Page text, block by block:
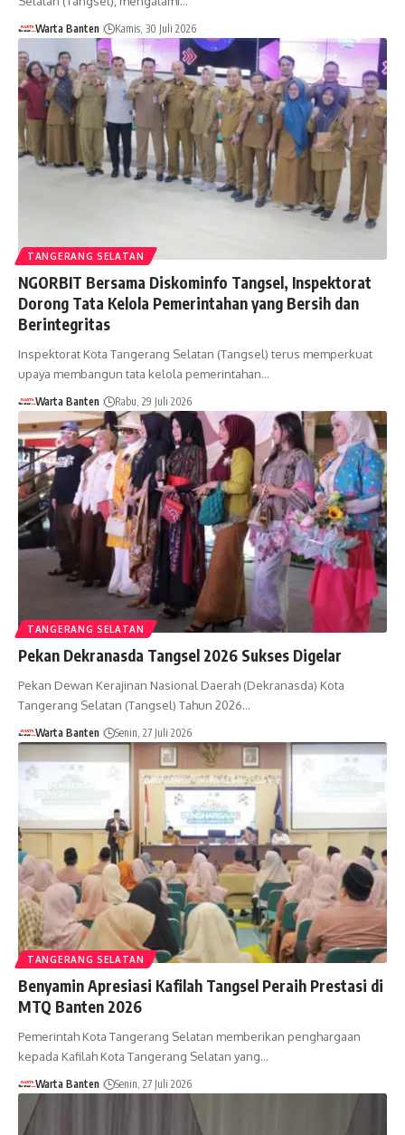
Warta Banten Kamis, 30 Juli 2026
TANGERANG SELATAN
NGORBIT Bersama Diskominfo Tangsel, Inspektorat
Dorong Tata Kelola Pemerintahan yang Bersih dan
Berintegritas
Inspektorat Kota Tangerang Selatan (Tangsel) terus memperkuat
upaya membangun tata kelola pemerintahan…
Warta Banten Rabu, 29 Juli 2026
TANGERANG SELATAN
Pekan Dekranasda Tangsel 2026 Sukses Digelar
Pekan Dewan Kerajinan Nasional Daerah (Dekranasda) Kota
Tangerang Selatan (Tangsel) Tahun 2026…
Warta Banten Senin, 27 Juli 2026
TANGERANG SELATAN
Benyamin Apresiasi Kafilah Tangsel Peraih Prestasi di
MTQ Banten 2026
Pemerintah Kota Tangerang Selatan memberikan penghargaan
kepada Kafilah Kota Tangerang Selatan yang…
Warta Banten Senin, 27 Juli 2026